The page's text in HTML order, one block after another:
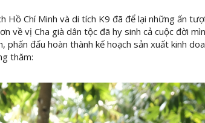
Hồ Chí Minh và di tích K9 đã để lại những ấn
về vị Cha già dân tộc đã hy sinh cả cuộc đời
phấn đấu hoàn thành kế hoạch sản xuất kinh
thăm: